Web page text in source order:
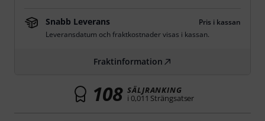
Snabb Leverans
Pris i kassan
Leveransdatum och fraktkostnader visas i kassan.
Fraktinformation
108 SÄLJRANKING
i 0,011 Strängsatser